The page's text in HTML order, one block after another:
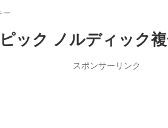
ー
ック ノルディック
スポンサーリンク